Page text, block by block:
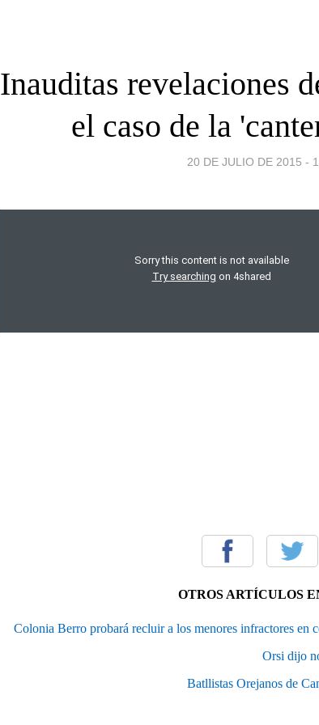
Inauditas revelaciones
el caso de la
20 DE JULIO DE 2015 -
OTROS ARTÍCULOS
Colonia Berro probará recluir a los menores infractores en
Orsi dijo
Batllistas Orejanos de